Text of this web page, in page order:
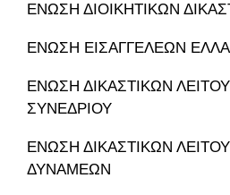
ΕΝΩΣΗ ΔΙΟΙΚΗΤΙΚΩΝ
ΕΝΩΣΗ ΕΙΣΑΓΓΕΛΕΩΝ
ΕΝΩΣΗ ΔΙΚΑΣΤΙΚΩΝ
ΣΥΝΕΔΡΙΟΥ
ΕΝΩΣΗ ΔΙΚΑΣΤΙΚΩΝ
ΔΥΝΑΜΕΩΝ